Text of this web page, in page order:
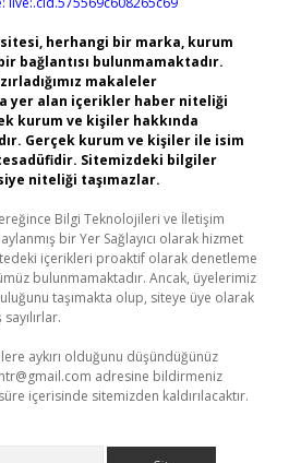
herhangi bir marka, kurum
bağlantısı bulunmamaktadır.
makaleler
yer alan içerikler haber niteliği
kurum ve kişiler hakkında
Gerçek kurum ve kişiler ile isim
Sitemizdeki bilgiler
niteliği taşımazlar.
Bilgi Teknolojileri ve İletişim
bir Yer Sağlayıcı olarak hizmet
içerikleri proaktif olarak denetleme
bulunmamaktadır. Ancak, üyelerimiz
taşımakta olup, siteye üye olarak
aykırı olduğunu düşündüğünüz
adresine bildirmeniz
içerisinde sitemizden kaldırılacaktır.